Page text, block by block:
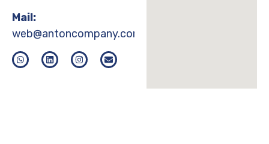
Mail:
web@antoncompany.com.ar